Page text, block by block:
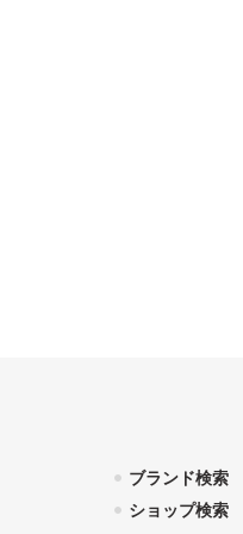
ブランド検索
ショップ検索